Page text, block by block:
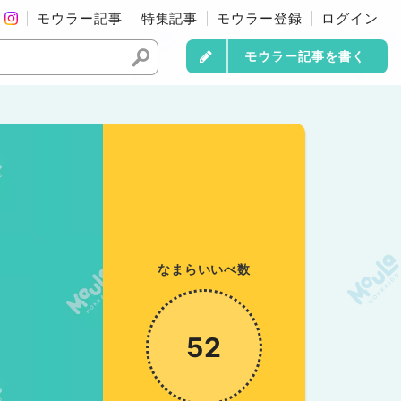
モウラー記事 特集記事 モウラー登録 ログイン
モウラー記事を書く
なまらいいべ数
52